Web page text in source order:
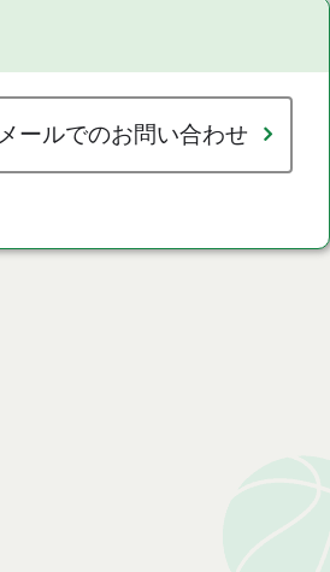
メールでのお問い合わせ